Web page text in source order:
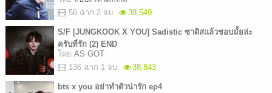
56 ฉาก 2 จบ
38,549
S/F [JUNGKOOK X YOU] Sadistic ซาดิสแล้วชอบมั้ยล่ะ
ครับที่รัก (2) END
โดย AS GOT
136 ฉาก 1 จบ
38,843
bts x you อย่าทำตัวน่ารัก ep4